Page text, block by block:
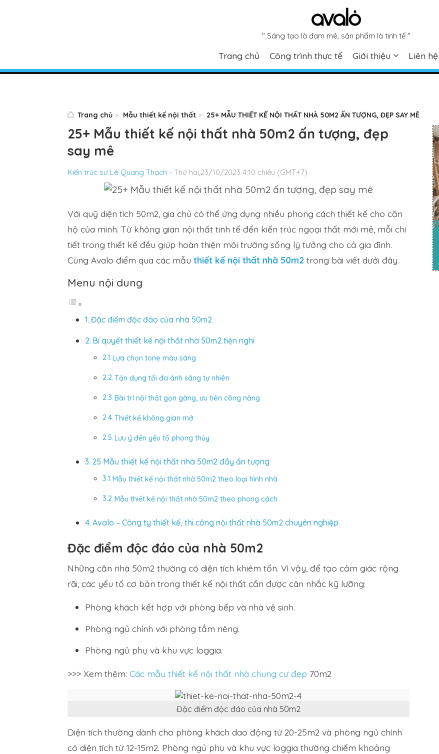
" Sáng tạo là đam mê, sản phẩm là tinh tế "
Trang chủ Công trình thực tế Giới thiệu Liên hệ
Trang chủ Mẫu thiết kế nội thất 25+ MẪU THIẾT KẾ NỘI THẤT NHÀ 50M2 ẤN TƯỢNG, ĐẸP SAY MÊ
25+ Mẫu thiết kế nội thất nhà 50m2 ấn tượng, đẹp
say mê
Kiến trúc sư Lê Quang Thạch - Thứ hai,23/10/2023 4:10 chiều (GMT+7)
Với quỹ diện tích 50m2, gia chủ có thể ứng dụng nhiều phong cách thiết kế cho căn
hộ của mình. Từ không gian nội thất tinh tế đến kiến trúc ngoại thất mới mẻ, mỗi chi
tiết trong thiết kế đều giúp hoàn thiện môi trường sống lý tưởng cho cả gia đình.
Cùng Avalo điểm qua các mẫu thiết kế nội thất nhà 50m2 trong bài viết dưới đây.
Menu nội dung
Đặc điểm độc đáo của nhà 50m2
Bí quyết thiết kế nội thất nhà 50m2 tiện nghi
Lựa chọn tone màu sáng
Tận dụng tối đa ánh sáng tự nhiên
Bài trí nội thất gọn gàng, ưu tiên công năng
Thiết kế không gian mở
Lưu ý đến yếu tố phong thủy
25 Mẫu thiết kế nội thất nhà 50m2 đầy ấn tượng
Mẫu thiết kế nội thất nhà 50m2 theo loại hình nhà
Mẫu thiết kế nội thất nhà 50m2 theo phong cách
Avalo – Công ty thiết kế, thi công nội thất nhà 50m2 chuyên nghiệp
Đặc điểm độc đáo của nhà 50m2
Những căn nhà 50m2 thường có diện tích khiêm tốn. Vì vậy, để tạo cảm giác rộng
rãi, các yếu tố cơ bản trong thiết kế nội thất cần được cân nhắc kỹ lưỡng:
Phòng khách kết hợp với phòng bếp và nhà vệ sinh.
Phòng ngủ chính với phòng tắm riêng.
Phòng ngủ phụ và khu vực loggia.
>>> Xem thêm: Các mẫu thiết kế nội thất nhà chung cư đẹp 70m2
Đặc điểm độc đáo của nhà 50m2
Diện tích thường dành cho phòng khách dao động từ 20-25m2 và phòng ngủ chính
có diện tích từ 12-15m2. Phòng ngủ phụ và khu vực loggia thường chiếm khoảng